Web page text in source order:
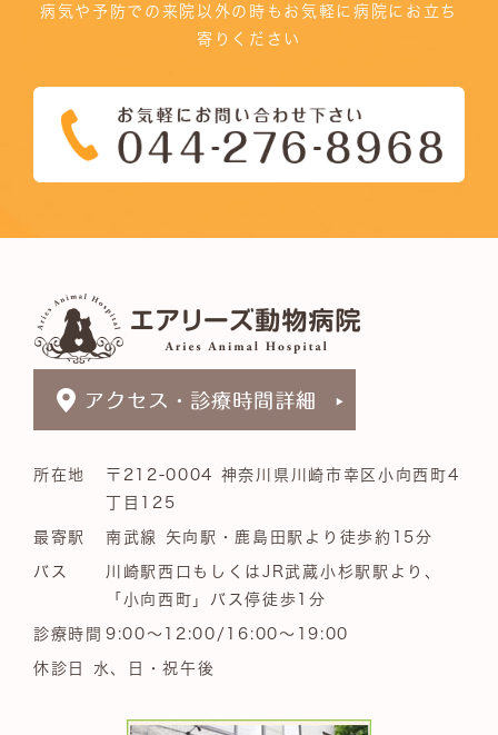
病気や予防での来院以外の時もお気軽に病院にお立ち
寄りください
所在地
〒212-0004 神奈川県川崎市幸区小向西町4
丁目125
最寄駅 南武線 矢向駅・鹿島田駅より徒歩約15分
バス
川崎駅西口もしくはJR武蔵小杉駅駅より、
「小向西町」バス停徒歩1分
診療時間 9:00～12:00/16:00～19:00
休診日 水、日・祝午後